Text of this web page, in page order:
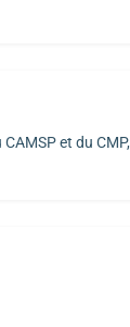
et du CMP,